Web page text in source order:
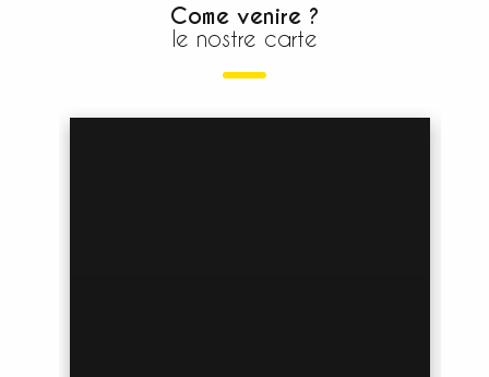
Come venire ?
le nostre carte